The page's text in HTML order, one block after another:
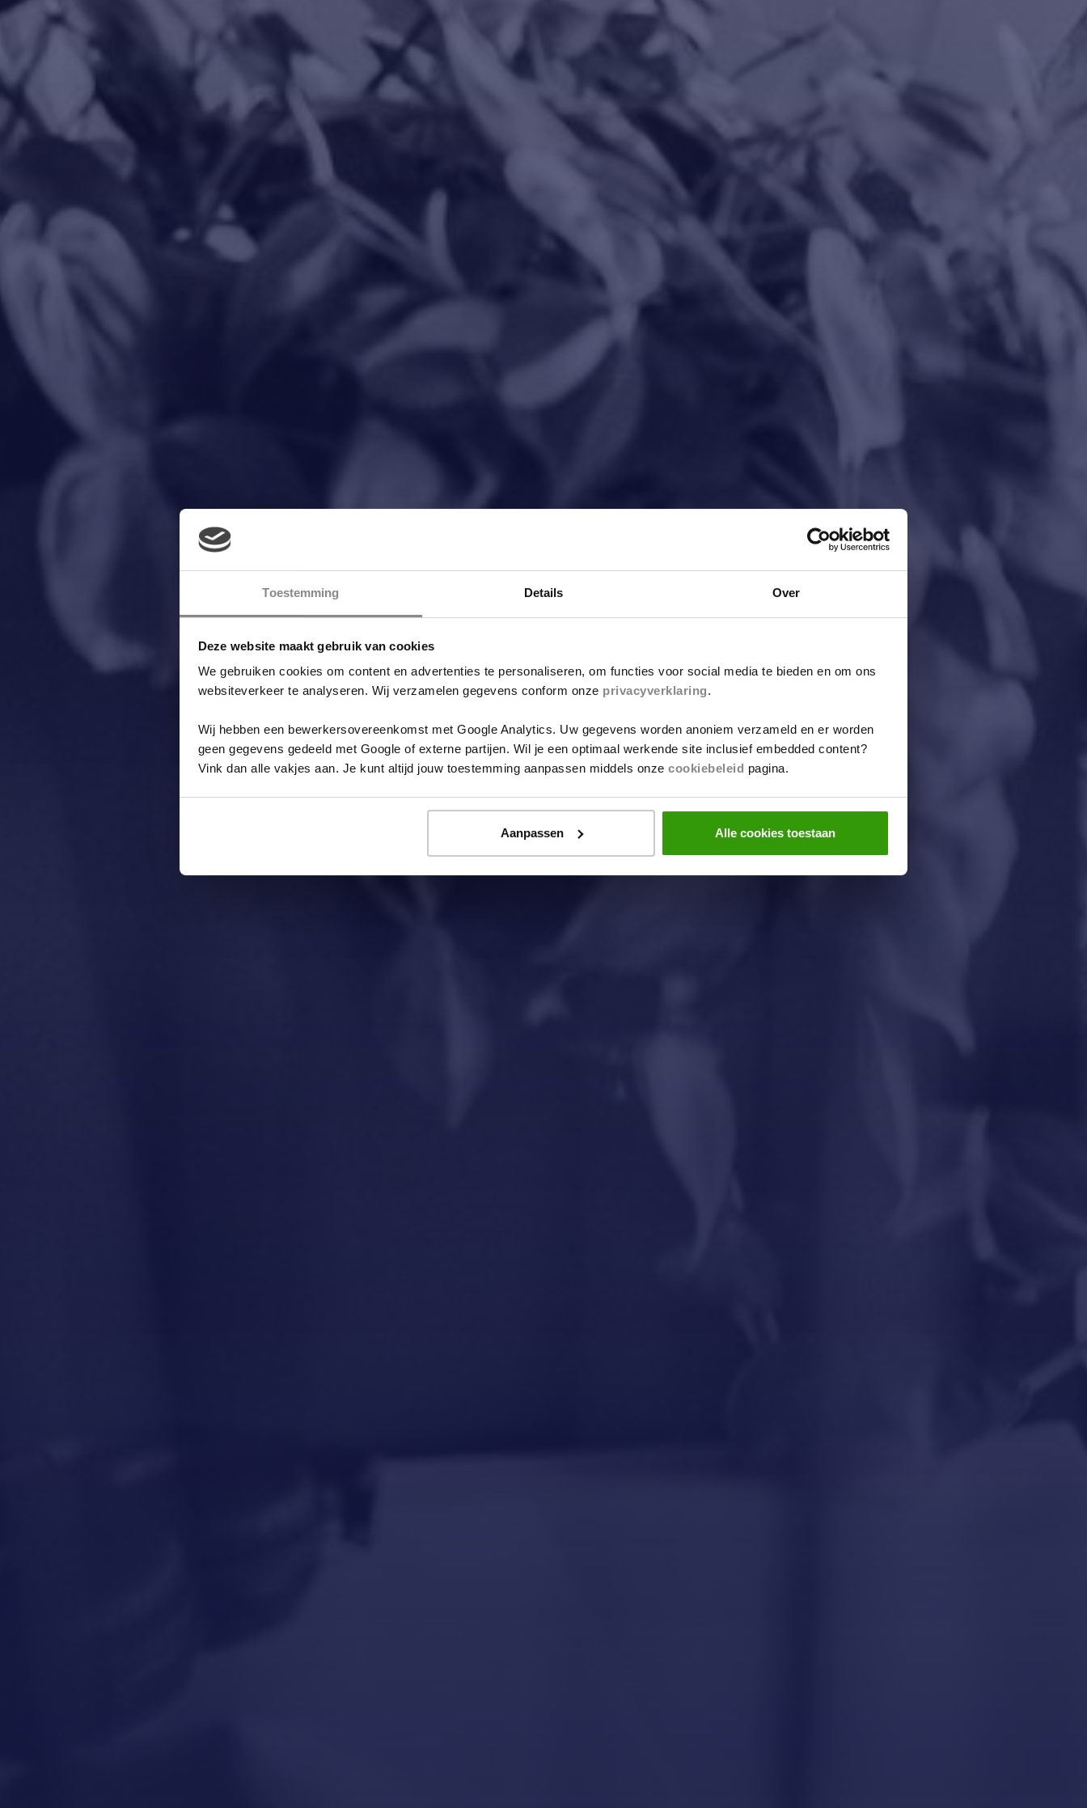
Toestemming Details Over
Deze website maakt gebruik van cookies
We gebruiken cookies om content en advertenties te personaliseren, om functies voor social media te bieden en om ons
websiteverkeer te analyseren. Wij verzamelen gegevens conform onze privacyverklaring.
Wij hebben een bewerkersovereenkomst met Google Analytics. Uw gegevens worden anoniem verzameld en er worden
geen gegevens gedeeld met Google of externe partijen. Wil je een optimaal werkende site inclusief embedded content?
Vink dan alle vakjes aan. Je kunt altijd jouw toestemming aanpassen middels onze cookiebeleid pagina.
Aanpassen Alle cookies toestaan